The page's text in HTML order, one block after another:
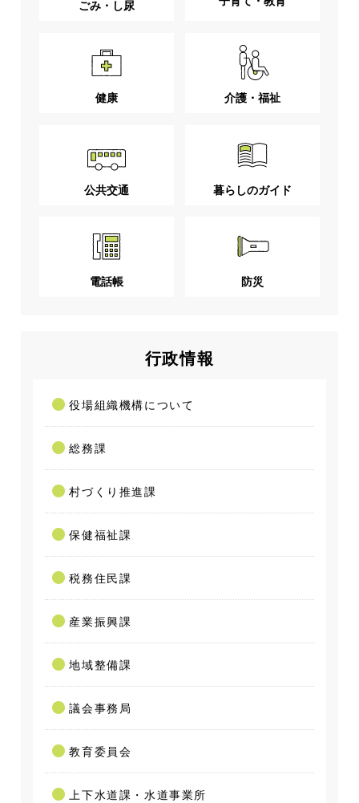
ごみ・し尿
健康 介護・福祉
公共交通 暮らしのガイド
電話帳 防災
行政情報
役場組織機構について
総務課
村づくり推進課
保健福祉課
税務住民課
産業振興課
地域整備課
議会事務局
教育委員会
上下水道課・水道事業所